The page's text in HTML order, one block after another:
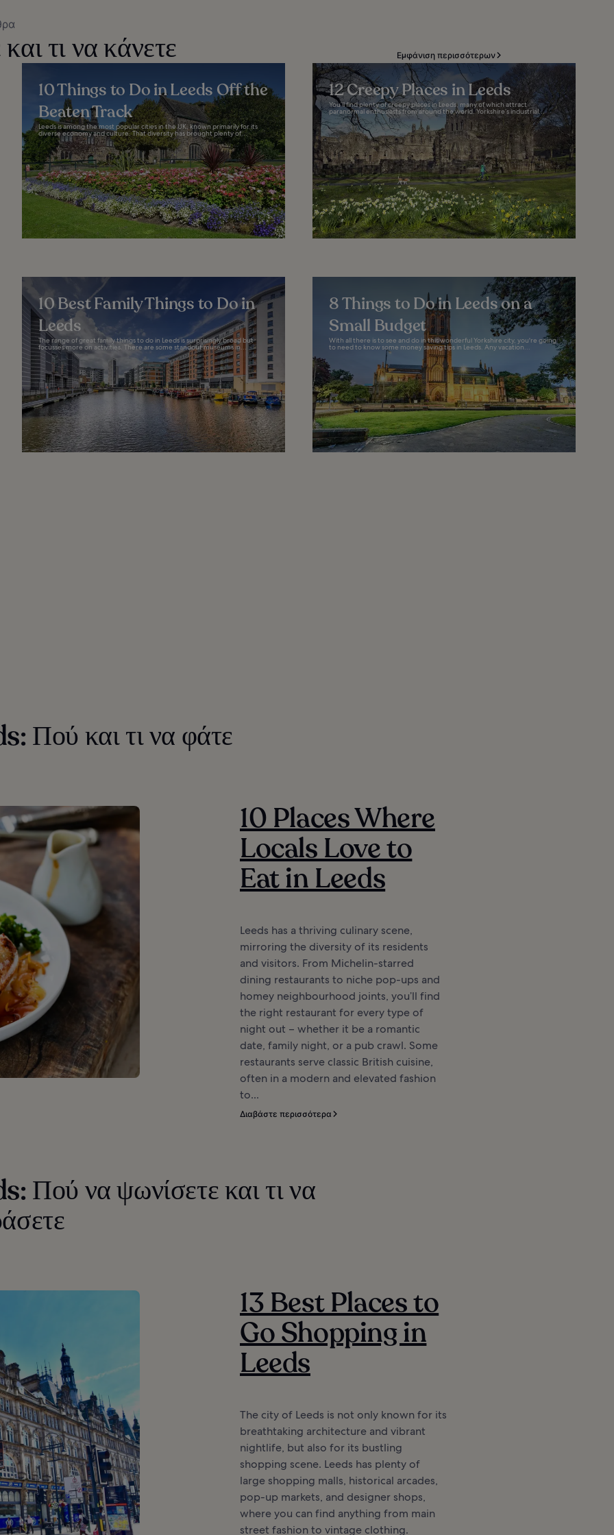
τι να κάνετε Εμφάνιση περισσότερων
10 Things to Do in Leeds Off the
Beaten Track
Leeds is among the most popular cities in the UK, known primarily for its
diverse economy and culture. That diversity has brought plenty of...
12 Creepy Places in Leeds
You’ll find plenty of creepy places in Leeds, many of which attract
paranormal enthusiasts from around the world. Yorkshire’s industrial...
10 Best Family Things to Do in
Leeds
The range of great family things to do in Leeds is surprisingly broad but
focusses more on activities. There are some standout museums in...
8 Things to Do in Leeds on a
Small Budget
With all there is to see and do in this wonderful Yorkshire city, you're going
to need to know some money saving tips in Leeds. Any vacation...
Πού και τι να φάτε
10 Places Where
Locals Love to
Eat in Leeds
Leeds has a thriving culinary scene,
mirroring the diversity of its residents
and visitors. From Michelin-starred
dining restaurants to niche pop-ups and
homey neighbourhood joints, you’ll find
the right restaurant for every type of
night out – whether it be a romantic
date, family night, or a pub crawl. Some
restaurants serve classic British cuisine,
often in a modern and elevated fashion
to...
Διαβάστε περισσότερα
Πού να ψωνίσετε και τι να
13 Best Places to
Go Shopping in
Leeds
The city of Leeds is not only known for its
breathtaking architecture and vibrant
nightlife, but also for its bustling
shopping scene. Leeds has plenty of
large shopping malls, historical arcades,
pop-up markets, and designer shops,
where you can find anything from main
street fashion to vintage clothing.